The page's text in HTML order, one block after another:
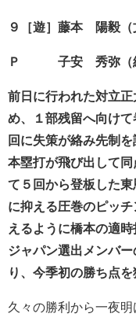
９［遊］藤本 陽毅（
Ｐ 子安 秀弥（経
前日に行われた対立
め、１部残留へ向け
回に失策が絡み先制
本塁打が飛び出して
て５回から登板した
に抑える圧巻のピッ
えるように橋本の適
ジャパン選出メンバ
り、今季初の勝ち点を
久々の勝利から一夜